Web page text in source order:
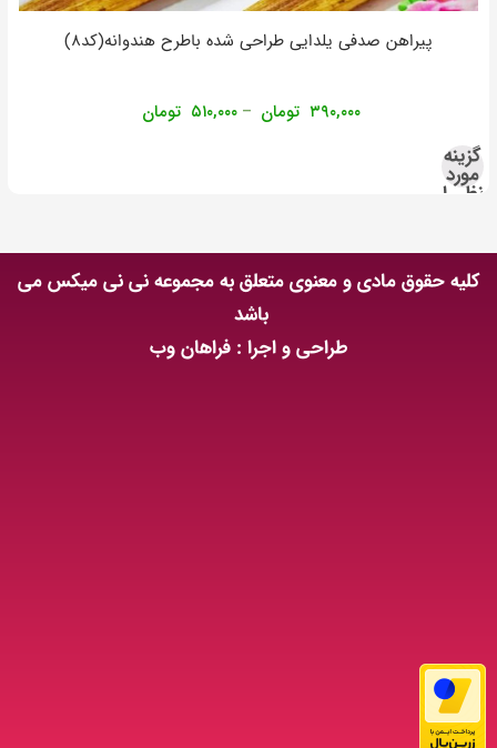
پیراهن صدفی یلدایی طراحی شده باطرح هندوانه(کد۸)
۳۹۰,۰۰۰ تومان – ۵۱۰,۰۰۰ تومان
گزینه
مورد
نظر را
کلیه حقوق مادی و معنوی متعلق به مجموعه نی نی میکس می
باشد
طراحی و اجرا : فراهان وب